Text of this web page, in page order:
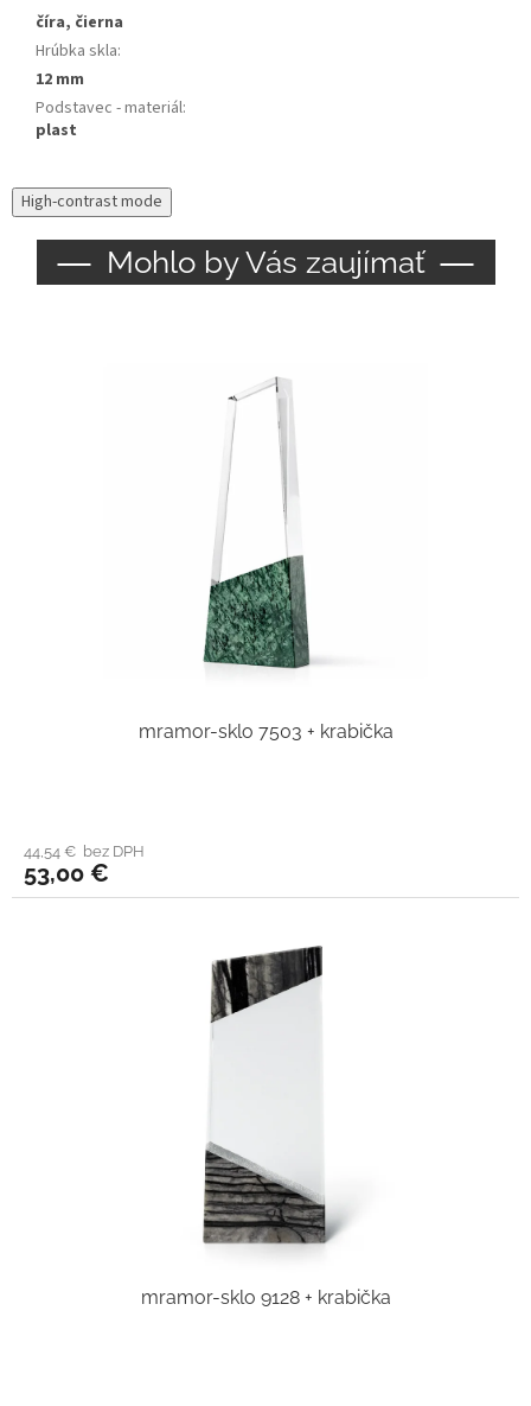
číra, čierna
Hrúbka skla:
12 mm
Podstavec - materiál:
plast
High-contrast mode
Mohlo by Vás zaujímať
mramor-sklo 7503 + krabička
44,54 € bez DPH
53,00 €
mramor-sklo 9128 + krabička